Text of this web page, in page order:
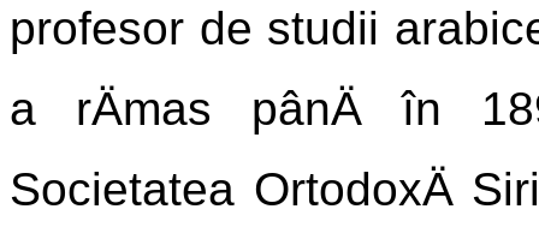
profesor de studii
a rÄmas pânÄ în
Societatea OrtodoxÄ